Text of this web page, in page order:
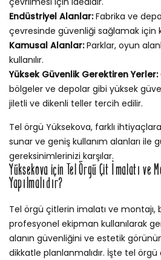
Endüstriyel Alanlar:Fabrika ve
çevresinde güvenliği sağlamak için
Kamusal Alanlar:Parklar, oyun
kullanılır.
Yüksek Güvenlik Gerektiren Yerler:
bölgeler ve depolar gibi yüksek
jiletli ve dikenli teller tercih edilir.
Tel örgü Yüksekova, farklı
sunar ve geniş kullanım alanları ile
gereksinimlerinizi karşılar.
Yüksekova için Tel Örgü Çit İmalatı ve
Yapılmalıdır?
Tel örgü çitlerin imalatı ve montajı,
profesyonel ekipman kullanılarak
alanın güvenliğini ve estetik
dikkatle planlanmalıdır. İşte tel